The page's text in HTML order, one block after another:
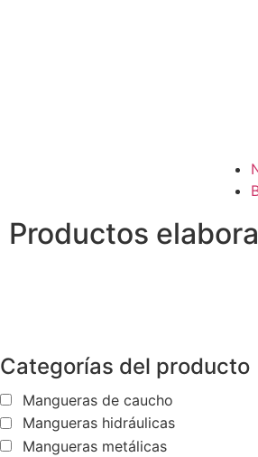
Productos
Categorías del producto
Mangueras de caucho
Mangueras hidráulicas
Mangueras metálicas